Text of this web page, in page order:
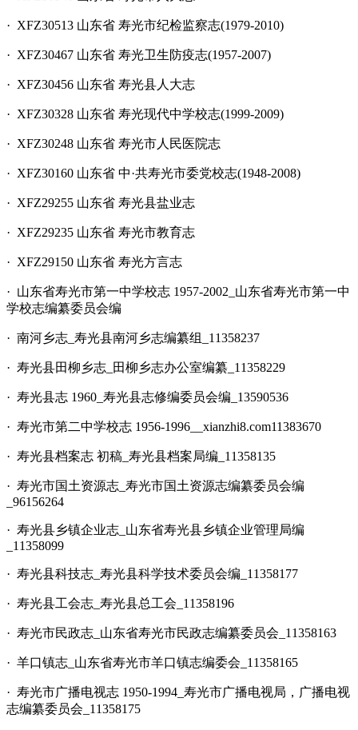
· XFZ30513 山东省 寿光市纪检监察志(1979-2010)
· XFZ30467 山东省 寿光卫生防疫志(1957-2007)
· XFZ30456 山东省 寿光县人大志
· XFZ30328 山东省 寿光现代中学校志(1999-2009)
· XFZ30248 山东省 寿光市人民医院志
· XFZ30160 山东省 中·共寿光市委党校志(1948-2008)
· XFZ29255 山东省 寿光县盐业志
· XFZ29235 山东省 寿光市教育志
· XFZ29150 山东省 寿光方言志
· 山东省寿光市第一中学校志 1957-2002_山东省寿光市第一中
学校志编纂委员会编
· 南河乡志_寿光县南河乡志编纂组_11358237
· 寿光县田柳乡志_田柳乡志办公室编纂_11358229
· 寿光县志 1960_寿光县志修编委员会编_13590536
· 寿光市第二中学校志 1956-1996__xianzhi8.com11383670
· 寿光县档案志 初稿_寿光县档案局编_11358135
· 寿光市国土资源志_寿光市国土资源志编纂委员会编
_96156264
· 寿光县乡镇企业志_山东省寿光县乡镇企业管理局编
_11358099
· 寿光县科技志_寿光县科学技术委员会编_11358177
· 寿光县工会志_寿光县总工会_11358196
· 寿光市民政志_山东省寿光市民政志编纂委员会_11358163
· 羊口镇志_山东省寿光市羊口镇志编委会_11358165
· 寿光市广播电视志 1950-1994_寿光市广播电视局，广播电视
志编纂委员会_11358175